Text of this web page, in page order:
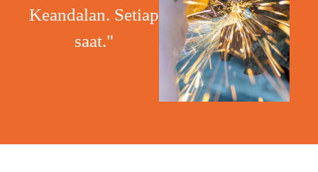
Keandalan. Setiap
saat."